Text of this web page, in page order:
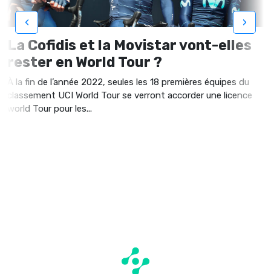
La Cofidis et la Movistar vont-elles
rester en World Tour ?
À la fin de l’année 2022, seules les 18 premières équipes du
classement UCI World Tour se verront accorder une licence
world Tour pour les...
‹ ›